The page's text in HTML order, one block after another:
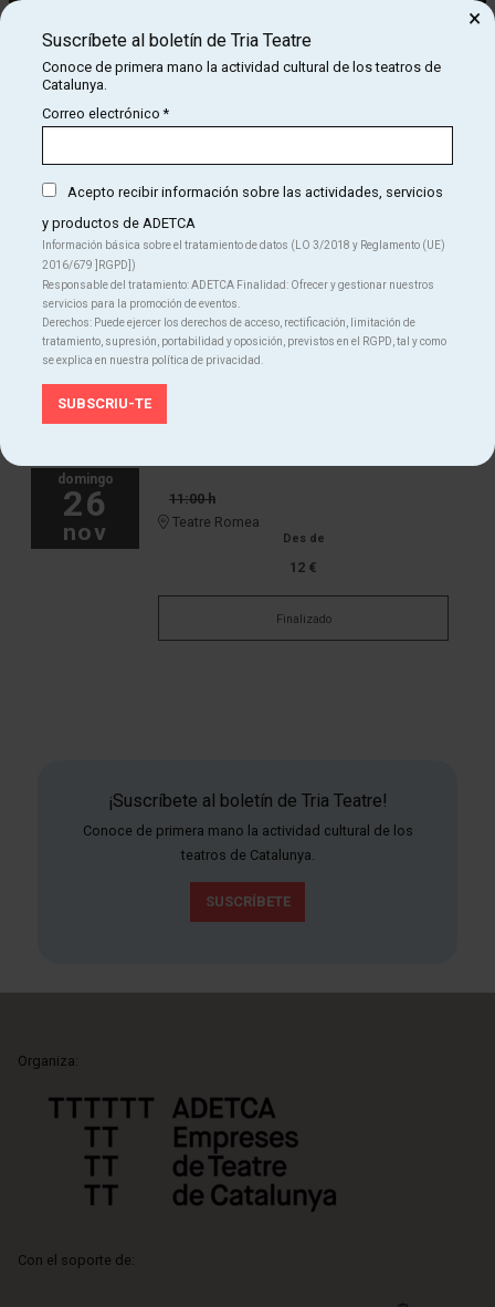
Diapositiva 1 de 1
Un espectáculo de teatro gestual. Sin palabras. Sin límites. Sin
orden.
En la calle llueven clavos. Cinco payasos llaman al timbre. La
soledad se escapa por el agujero de la cerradura. El humor y la
poesía se cruzan en el umbral de la puerta. Una invasión de absurda
intimidad, de locura y de risas... Las puertas, abiertas, bailan.
domingo
26
nov
11:00 h
Teatre Romea
Des de
12 €
Finalizado
¡Suscríbete al boletín de Tria Teatre!
Conoce de primera mano la actividad cultural de los
teatros de Catalunya.
SUSCRÍBETE
Organiza:
Con el soporte de:
Suscríbete al boletín de Tria Teatre
Conoce de primera mano la actividad cultural de los teatros de
Catalunya.
Correo electrónico*
Acepto recibir información sobre las actividades, servicios
y productos de ADETCA
Información básica sobre el tratamiento de datos (LO 3/2018 y Reglamento (UE)
2016/679 ]RGPD])
Responsable del tratamiento: ADETCA Finalidad: Ofrecer y gestionar nuestros
servicios para la promoción de eventos.
Derechos: Puede ejercer los derechos de acceso, rectificación, limitación de
tratamiento, supresión, portabilidad y oposición, previstos en el RGPD, tal y como
se explica en nuestra política de privacidad.
×